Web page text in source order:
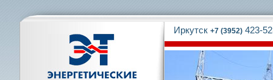
Иркутск +7 (3952) 423-